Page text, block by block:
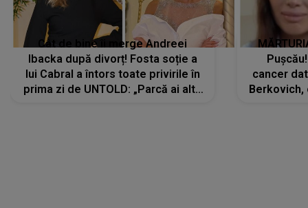
Cât de bine îi merge Andreei
Ibacka după divorț! Fosta soție a
lui Cabral a întors toate privirile în
prima zi de UNTOLD: „Parcă ai altă
cancer
Berkovich,